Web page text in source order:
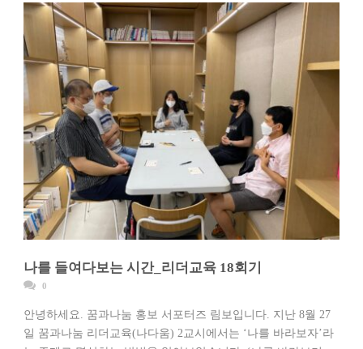
나를 들여다보는 시간_리더교육 18회기
0
안녕하세요. 꿈과나눔 홍보 서포터즈 림보입니다. 지난 8월 27
일 꿈과나눔 리더교육(나다움) 2교시에서는 ‘나를 바라보자’라